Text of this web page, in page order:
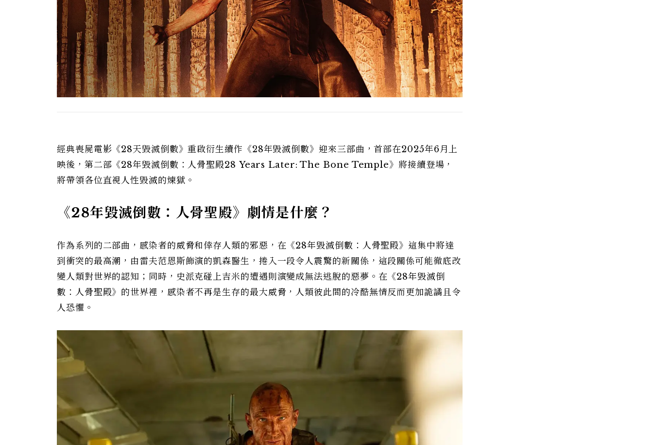
經典喪屍電影《28天毀滅倒數》重啟衍生續作《28年毀滅倒數》迎來三部曲，首部在2025年6月上
映後，第二部《28年毀滅倒數：人骨聖殿28 Years Later: The Bone Temple》將接續登場，
將帶領各位直視人性毀滅的煉獄。
《28年毀滅倒數：人骨聖殿》劇情是什麼？
作為系列的二部曲，感染者的威脅和倖存人類的邪惡，在《28年毀滅倒數：人骨聖殿》這集中將達
到衝突的最高潮，由雷夫范恩斯飾演的凱森醫生，捲入一段令人震驚的新關係，這段關係可能徹底改
變人類對世界的認知；同時，史派克碰上吉米的遭遇則演變成無法逃脫的惡夢。在《28年毀滅倒
數：人骨聖殿》的世界裡，感染者不再是生存的最大威脅，人類彼此間的冷酷無情反而更加詭譎且令
人恐懼。